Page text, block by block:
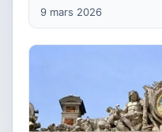
9 mars 2026